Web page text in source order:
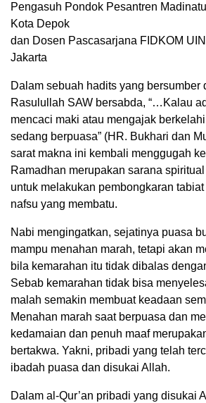
Pengasuh Pondok Pesantren
Kota Depok
dan Dosen Pascasarjana FIDKOM
Jakarta
Dalam sebuah hadits yang bersumber
Rasulullah SAW bersabda, “…Kalau
mencaci maki atau mengajak
sedang berpuasa” (HR. Bukhari dan
sarat makna ini kembali menggugah
Ramadhan merupakan sarana
untuk melakukan pembongkaran
nafsu yang membatu.
Nabi mengingatkan, sejatinya puasa
mampu menahan marah, tetapi akan
bila kemarahan itu tidak dibalas
Sebab kemarahan tidak bisa
malah semakin membuat keadaan
Menahan marah saat berpuasa dan
kedamaian dan penuh maaf
bertakwa. Yakni, pribadi yang telah
ibadah puasa dan disukai Allah.
Dalam al-Qur’an pribadi yang disukai